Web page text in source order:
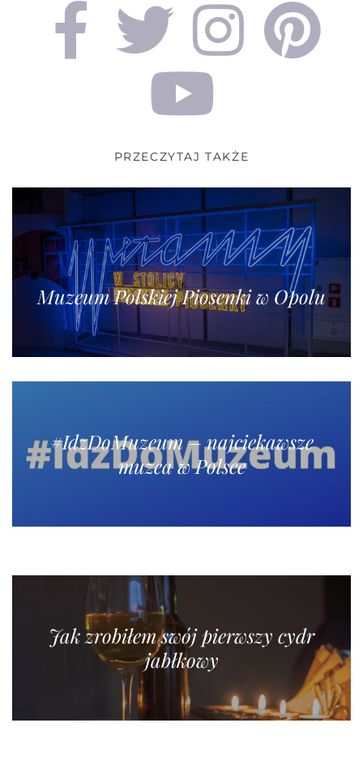
PRZECZYTAJ TAKŻE
Muzeum Polskiej Piosenki w Opolu
#IdzDoMuzeum – najciekawsze
muzea w Polsce
Jak zrobiłem swój pierwszy cydr
jabłkowy